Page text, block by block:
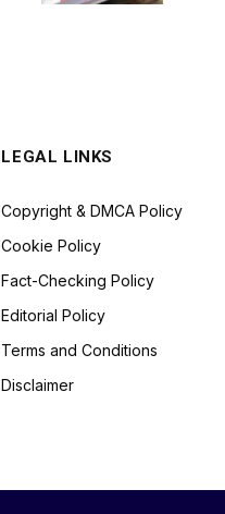
LEGAL LINKS
Copyright & DMCA Policy
Cookie Policy
Fact-Checking Policy
Editorial Policy
Terms and Conditions
Disclaimer